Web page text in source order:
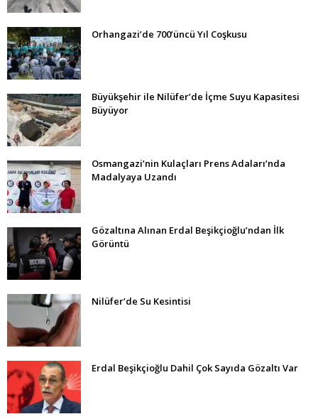
Orhangazi’de 700’üncü Yıl Coşkusu
Büyükşehir ile Nilüfer’de İçme Suyu Kapasitesi
Büyüyor
Osmangazi’nin Kulaçları Prens Adaları’nda
Madalyaya Uzandı
Gözaltına Alınan Erdal Beşikçioğlu’ndan İlk
Görüntü
Nilüfer’de Su Kesintisi
Erdal Beşikçioğlu Dahil Çok Sayıda Gözaltı Var